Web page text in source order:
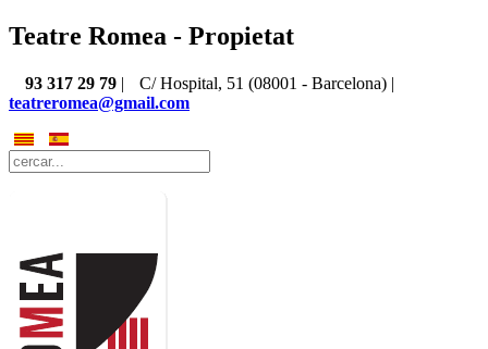
Teatre Romea - Propietat
93 317 29 79 |
C/ Hospital, 51 (08001 - Barcelona) |
teatreromea@gmail.com